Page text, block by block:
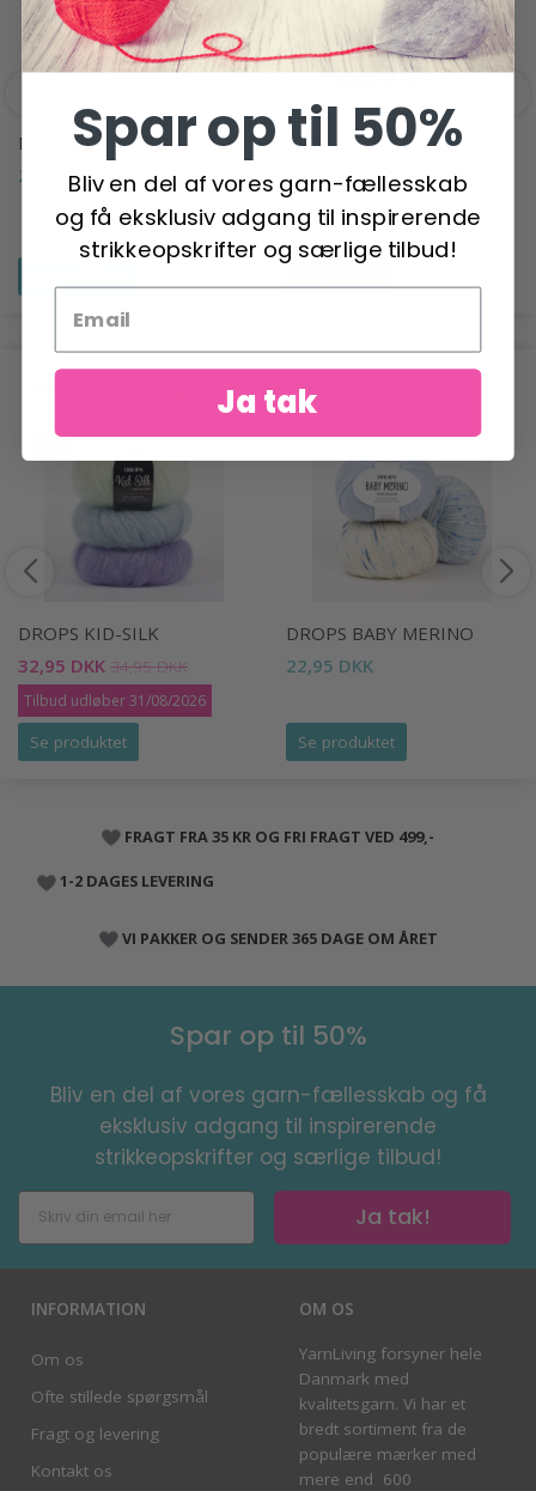
DROPS DAISY
24,95 DKK
KNITPRO INDIGO WOOD
RUNDPINDESÆT
399,00 DKK
DROPS KID-SILK
32,95 DKK 34,95 DKK
Tilbud udløber 31/08/2026
Se produktet
DROPS BABY MERINO
22,95 DKK
Se produktet
FRAGT FRA 35 KR OG FRI FRAGT VED 499,-
1-2 DAGES LEVERING
VI PAKKER OG SENDER 365 DAGE OM ÅRET
Spar op til 50%
Bliv en del af vores garn-fællesskab og få
eksklusiv adgang til inspirerende
strikkeopskrifter og særlige tilbud!
Ja tak!
INFORMATION
Om os
Ofte stillede spørgsmål
Fragt og levering
Kontakt os
OM OS
YarnLiving forsyner hele
Danmark med
kvalitetsgarn. Vi har et
bredt sortiment fra de
populære mærker med
mere end 600
Spar op til 50%
Bliv en del af vores garn-fællesskab
og få eksklusiv adgang til inspirerende
strikkeopskrifter og særlige tilbud!
Ja tak